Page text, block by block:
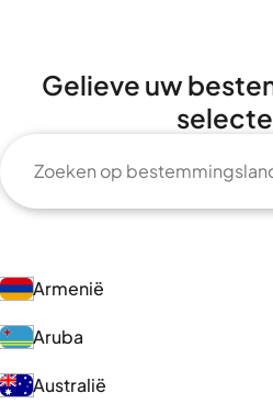
Gelieve uw
Armenië
Aruba
Australië